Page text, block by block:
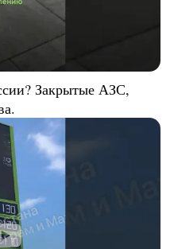
Закрытые АЗС,